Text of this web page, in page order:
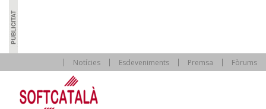
Notícies Esdeveniments Premsa Fòrums